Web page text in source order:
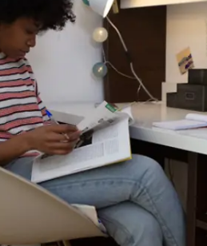
Impulsionando
estudantil
Yugocom a VCARB estimula a
inesquecíveis para os alunos.